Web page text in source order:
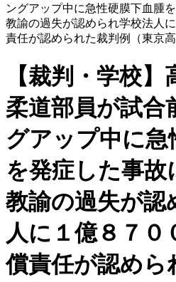
ングアップ中に急性硬膜下血腫
教諭の過失が認められ学校法人
責任が認められた裁判例（東京
【裁判・学校
柔道部員が試合
グアップ中に急
を発症した事故
教諭の過失が認
人に１億８７０
償責任が認めら